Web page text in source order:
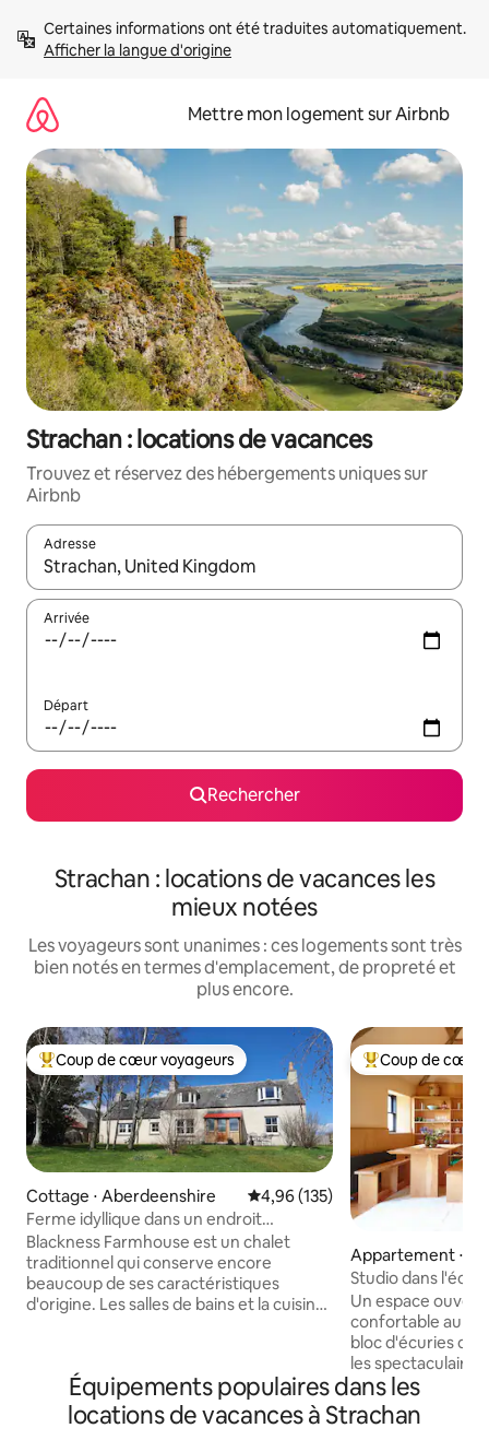
directement
Afficher la langue d'origine
Mettre mon logement sur Airbnb
Strachan : locations de vacances
Trouvez et réservez des hébergements uniques sur
Airbnb
Adresse
Lorsque les résultats s'affichent, utilisez les flèches vers le
Arrivée
Départ
Rechercher
Strachan : locations de vacances les
mieux notées
Les voyageurs sont unanimes : ces logements sont très
bien notés en termes d'emplacement, de propreté et
plus encore.
Coups de cœur voyageurs les plus appréciés
Coup de cœur voyageurs
Cottage ⋅ Aberdeenshire Évaluation moyenne sur la
4,96 (135)
Ferme idyllique dans un endroit
magnifique de Deeside
Blackness Farmhouse est un chalet
traditionnel qui conserve encore
beaucoup de ses caractéristiques
d'origine. Les salles de bains et la cuisine
ajoutées pour rendre votre séjour aussi
confortable que possible. Le chalet était
notre maison pendant que nous
Coups de cœur
Coup de cœur
Appartement ⋅
Studio dans
Un espace
confortable au
bloc d'écuries du
les spectaculaires
hauts plafonds à
sensation
Tout ici est fait
Équipements populaires dans les
locations de vacances à Strachan